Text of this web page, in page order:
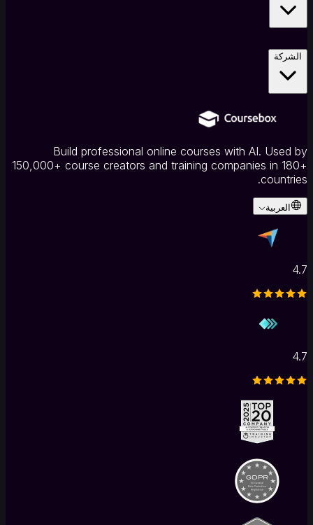
الشركة
Build professional online courses with AI. Used by
150,000+ course creators and training companies in 180+
countries.
العربية
4.7
4.7